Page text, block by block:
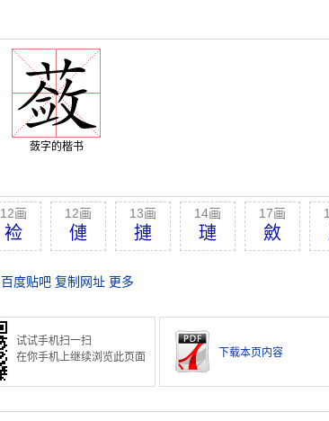
蔹字的楷书
12画
裣
12画
僆
13画
摙
14画
璉
17画
斂
百度贴吧 复制网址 更多
试试手机扫一扫
在你手机上继续浏览此页面
下载本页内容